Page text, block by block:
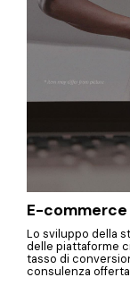
E-
Lo sviluppo della
delle piattaforme
tasso di
consulenza